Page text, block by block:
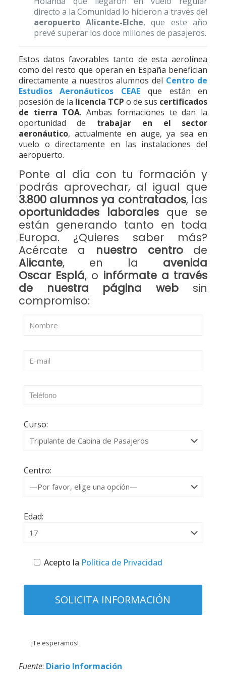
directo a la Comunidad lo hicieron a través del
aeropuerto Alicante-Elche, que este año
prevé superar los doce millones de pasajeros.
Estos datos favorables tanto de esta aerolínea
como del resto que operan en España benefician
directamente a nuestros alumnos del Centro de
Estudios Aeronáuticos CEAE que están en
posesión de la licencia TCP o de sus certificados
de tierra TOA. Ambas formaciones te dan la
oportunidad de trabajar en el sector
aeronáutico, actualmente en auge, ya sea en
vuelo o directamente en las instalaciones del
aeropuerto.
Ponte al día con tu formación y
podrás aprovechar, al igual que
3.800 alumnos ya contratados, las
oportunidades laboralesque se
están generando tanto en toda
Europa. ¿Quieres saber más?
Acércate a nuestro centrode
Alicante, en la avenida
Oscar Esplá, o infórmate a través
de nuestra página web sin
compromiso:
Curso:
Centro:
Edad:
Acepto la Política de Privacidad
¡Te esperamos!
Fuente: Diario Información